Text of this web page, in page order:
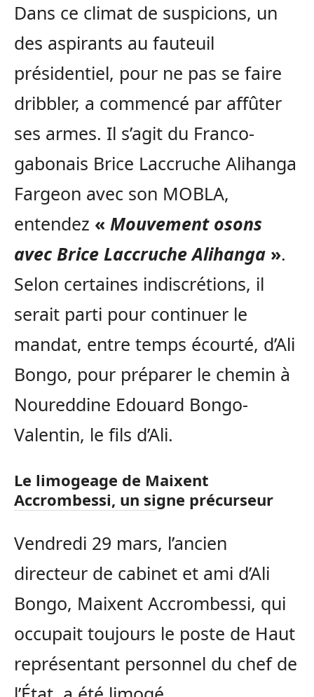
Dans ce climat de suspicions, un
des aspirants au fauteuil
présidentiel, pour ne pas se faire
dribbler, a commencé par affûter
ses armes. Il s’agit du Franco-
gabonais Brice Laccruche Alihanga
Fargeon avec son MOBLA,
entendez « Mouvement osons
avec Brice Laccruche Alihanga ».
Selon certaines indiscrétions, il
serait parti pour continuer le
mandat, entre temps écourté, d’Ali
Bongo, pour préparer le chemin à
Noureddine Edouard Bongo-
Valentin, le fils d’Ali.
Le limogeage de Maixent
Accrombessi, un signe précurseur
Vendredi 29 mars, l’ancien
directeur de cabinet et ami d’Ali
Bongo, Maixent Accrombessi, qui
occupait toujours le poste de Haut
représentant personnel du chef de